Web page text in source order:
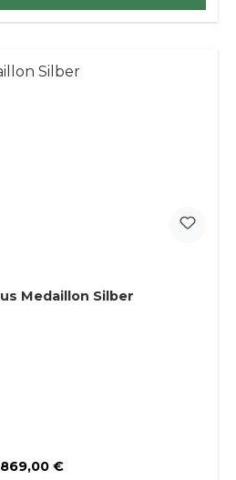
Artisan Plus Medaillon Silber
Regulärer Preis:
869,00 €